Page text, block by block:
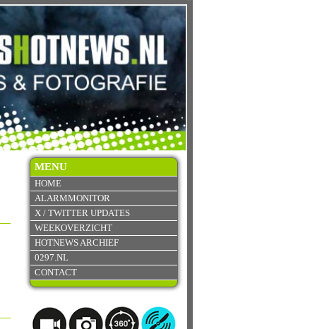
MENU
HOME
ALARMMONITOR
X / TWITTER UPDATES
WEEKOVERZICHT
HOTNEWS ARCHIEF
0297.NL
CONTACT